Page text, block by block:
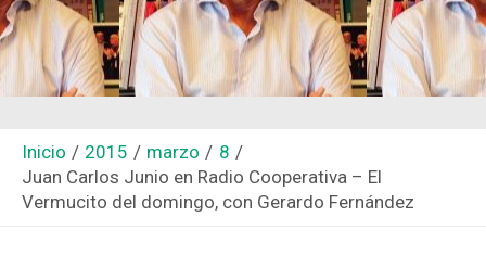
Inicio 2015 marzo
8
Juan Carlos Junio en Radio Cooperativa – El
Vermucito del domingo, con Gerardo Fernández